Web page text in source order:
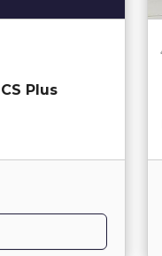
Plus